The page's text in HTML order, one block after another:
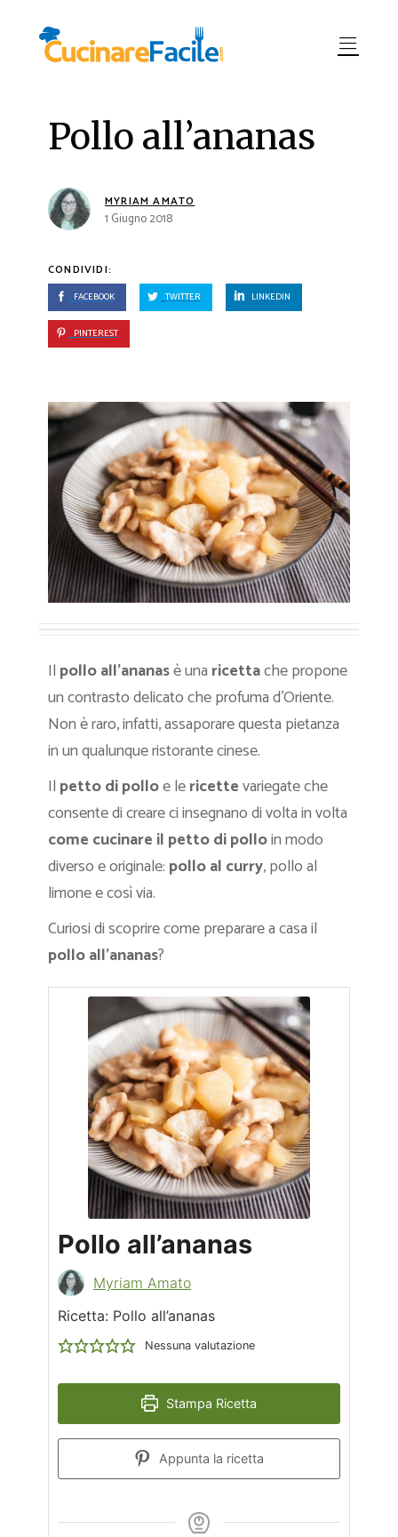
Pollo all’ananas
MYRIAM AMATO
1 Giugno 2018
CONDIVIDI:
FACEBOOK TWITTER LINKEDIN
PINTEREST
Il pollo all’ananasè una ricettache propone
un contrasto delicato che profuma d’Oriente.
Non è raro, infatti, assaporare questa pietanza
in un qualunque ristorante cinese.
Il petto di polloe lericettevariegate che
consente di creare ci insegnano di volta in volta
come cucinare il petto di polloin modo
diverso e originale: pollo al curry, pollo al
limone e così via.
Curiosi di scoprire come preparare a casa il
pollo all’ananas?
Pollo all’ananas
Myriam Amato
Ricetta: Pollo all’ananas
Nessuna valutazione
Stampa Ricetta
Appunta la ricetta